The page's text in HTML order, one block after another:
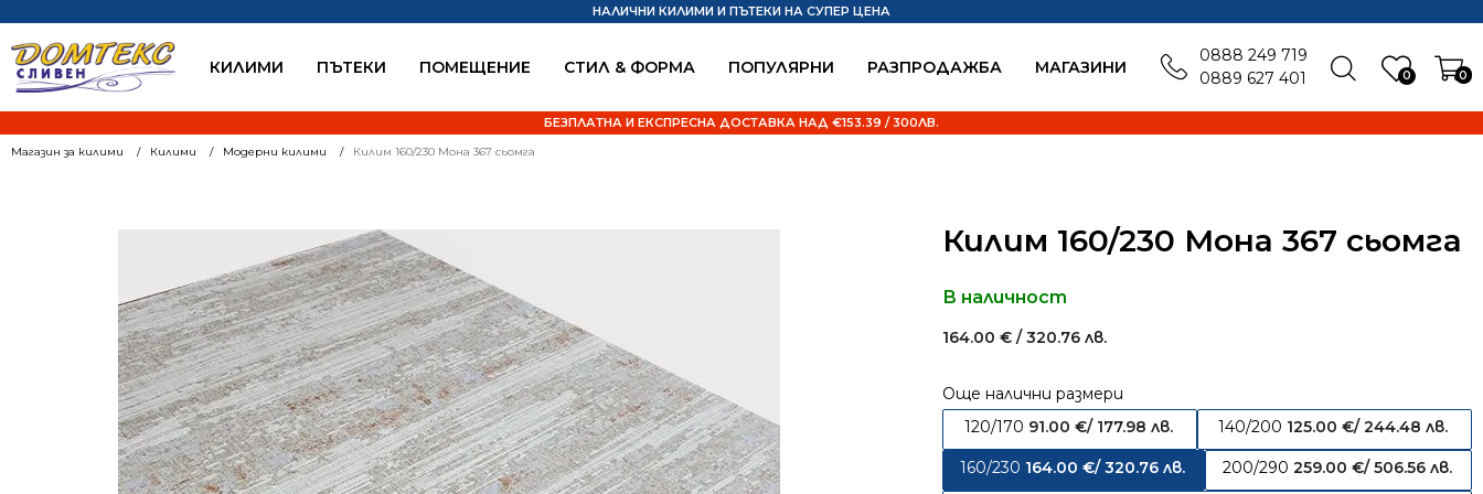
КИЛИМИ ПЪТЕКИ ПОМЕЩЕНИЕ СТИЛ & ФОРМА ПОПУЛЯРНИ РАЗПРОДАЖБА MАГАЗИНИ 0 0
НАЛИЧНИ КИЛИМИ И ПЪТЕКИ НА СУПЕР ЦЕНА
БЕЗПЛАТНА И ЕКСПРЕСНА ДОСТАВКА НАД €153.39 / 300ЛВ.
0888 249 719
0889 627 401
Магазин за килими Килими Модерни килими Килим 160/230 Мона 367 сьомга
Килим 160/230 Мона 367 сьомга
В наличност
164.00€ / 320.76 лв.
Още налични размери
120/170 91.00 €/ 177.98 лв. 140/200 125.00 €/ 244.48 лв.
160/230 164.00 €/ 320.76 лв. 200/290 259.00 €/ 506.56 лв.